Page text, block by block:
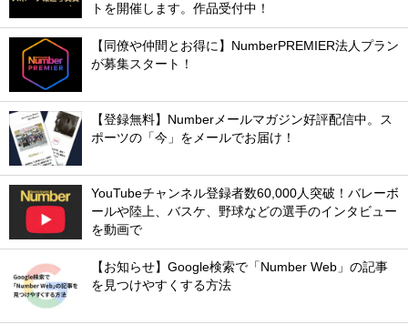
トを開催します。作品受付中！
【同僚や仲間とお得に】NumberPREMIER法人プラン
が募集スタート！
【登録無料】Numberメールマガジン好評配信中。ス
ポーツの「今」をメールでお届け！
YouTubeチャンネル登録者数60,000人突破！バレーボ
ールや陸上、バスケ、野球などの選手のインタビュー
を動画で
【お知らせ】Google検索で「Number Web」の記事
を見つけやすくする方法